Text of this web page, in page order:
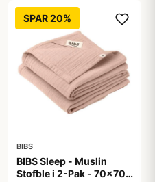
SPAR 20%
BIBS
BIBS Sleep - Muslin
Stofble i 2-Pak - 70x70